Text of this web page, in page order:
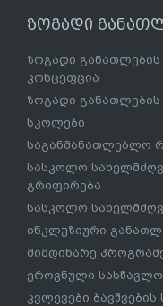
ზოგადი
ზოგადი
კონცეფცია
ზოგადი
სკოლები
საგანმანათლებლო
სასკოლო
გრიფირება
სასკოლო
ინკლუზიური
მიმდინარე
ეროვნული სასწავლო
კვლევები